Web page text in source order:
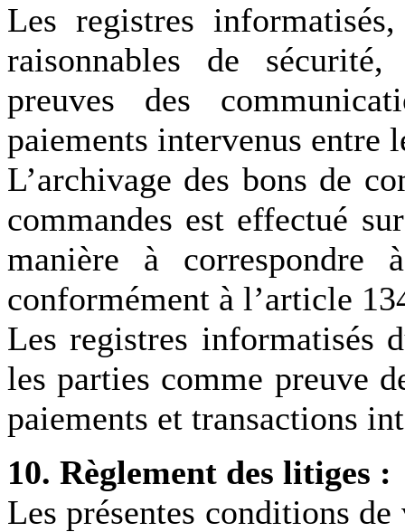
Les registres
raisonnables de
preuves des
paiements intervenus entre
L’archivage des bons de
commandes est effectué
manière à
conformément à l’article
Les registres informatisés
les parties comme preuve
paiements et transactions
10. Règlement des litiges :
Les présentes conditions